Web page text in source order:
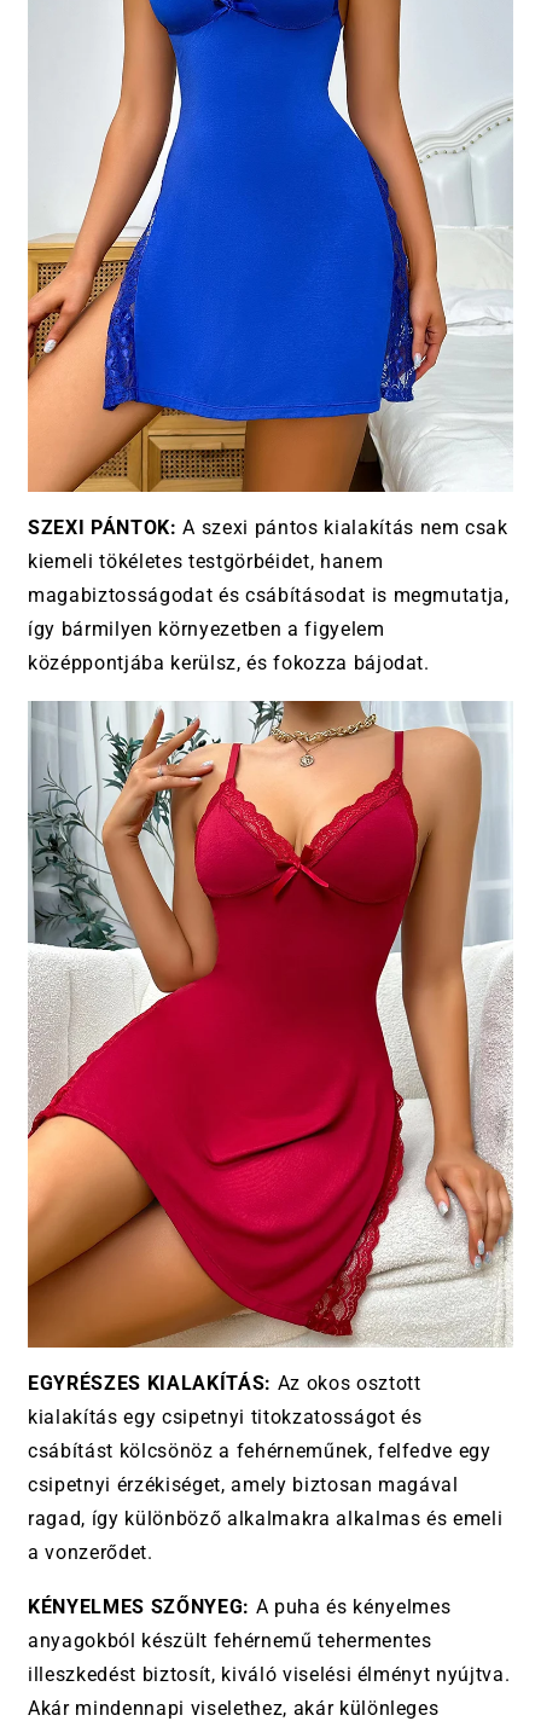
SZEXI PÁNTOK:A szexi pántos kialakítás nem csak
kiemeli tökéletes testgörbéidet, hanem
magabiztosságodat és csábításodat is megmutatja,
így bármilyen környezetben a figyelem
középpontjába kerülsz, és fokozza bájodat.
EGYRÉSZES KIALAKÍTÁS: Az okos osztott
kialakítás egy csipetnyi titokzatosságot és
csábítást kölcsönöz a fehérneműnek, felfedve egy
csipetnyi érzékiséget, amely biztosan magával
ragad, így különböző alkalmakra alkalmas és emeli
a vonzerődet.
KÉNYELMES SZŐNYEG: A puha és kényelmes
anyagokból készült fehérnemű tehermentes
illeszkedést biztosít, kiváló viselési élményt nyújtva.
Akár mindennapi viselethez, akár különleges